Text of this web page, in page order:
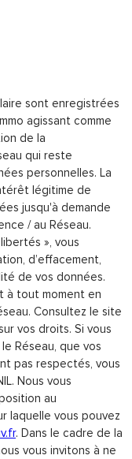
sont enregistrées
agissant comme
de la
qui reste
personnelles. La
légitime de
jusqu'à demande
/ au Réseau.
», vous
d’effacement,
de vos données.
à tout moment en
Consultez le site
vos droits. Si vous
Réseau, que vos
pas respectés, vous
Nous vous
au
laquelle vous pouvez
. Dans le cadre de la
vous invitons à ne